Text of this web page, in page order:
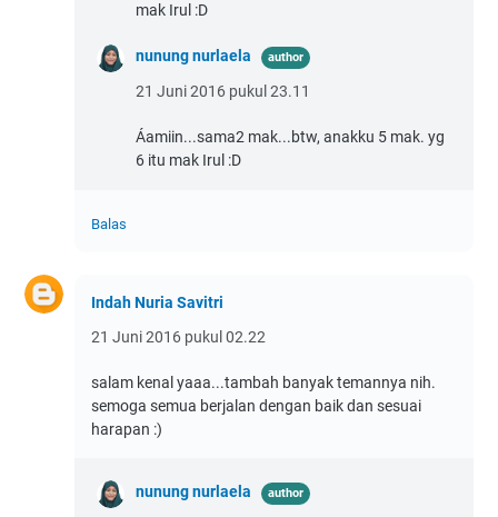
mak Irul :D
nunung nurlaela
21 Juni 2016 pukul 23.11
Áamiin...sama2 mak...btw, anakku 5 mak. yg
6 itu mak Irul :D
Balas
Indah Nuria Savitri
21 Juni 2016 pukul 02.22
salam kenal yaaa...tambah banyak temannya nih.
semoga semua berjalan dengan baik dan sesuai
harapan :)
nunung nurlaela